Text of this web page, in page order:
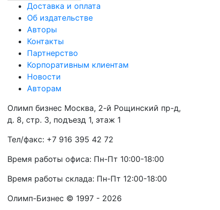
Доставка и оплата
Об издательстве
Авторы
Контакты
Партнерство
Корпоративным клиентам
Новости
Авторам
Олимп бизнес Москва, 2-й Рощинский пр-д,
д. 8, стр. 3, подъезд 1, этаж 1
Тел/факс: +7 916 395 42 72
Время работы офиса: Пн-Пт 10:00-18:00
Время работы склада: Пн-Пт 12:00-18:00
Олимп-Бизнес © 1997 - 2026